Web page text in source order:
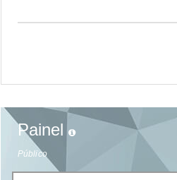
Painel
Público